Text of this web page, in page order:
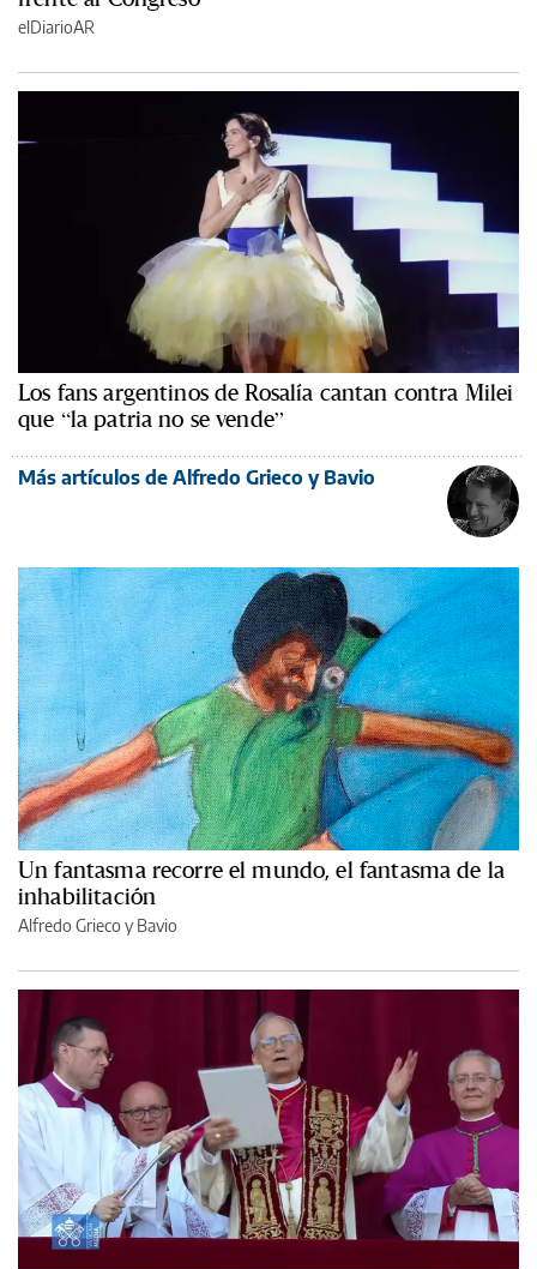
elDiarioAR
Los fans argentinos de Rosalía cantan contra Milei
que “la patria no se vende”
Más artículos de Alfredo Grieco y Bavio
Un fantasma recorre el mundo, el fantasma de la
inhabilitación
Alfredo Grieco y Bavio